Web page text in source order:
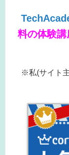
料の体験講
※私(サイト